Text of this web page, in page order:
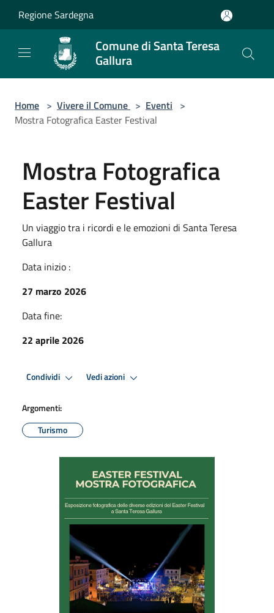
Regione Sardegna
Comune di Santa Teresa
Gallura
Home > Vivere il Comune > Eventi >
Mostra Fotografica Easter Festival
Mostra Fotografica
Easter Festival
Un viaggio tra i ricordi e le emozioni di Santa Teresa
Gallura
Data inizio :
27 marzo 2026
Data fine:
22 aprile 2026
Condividi Vedi azioni
Argomenti:
Turismo